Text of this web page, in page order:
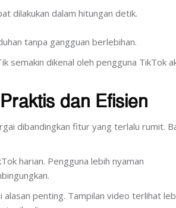
dilakukan dalam hitungan detik.
tanpa gangguan berlebihan.
semakin dikenal oleh pengguna TikTok
dan Efisien
dibandingkan fitur yang terlalu rumit.
harian. Pengguna lebih nyaman
penting. Tampilan video terlihat